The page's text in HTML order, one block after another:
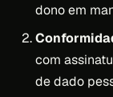
dono em
com
de dado